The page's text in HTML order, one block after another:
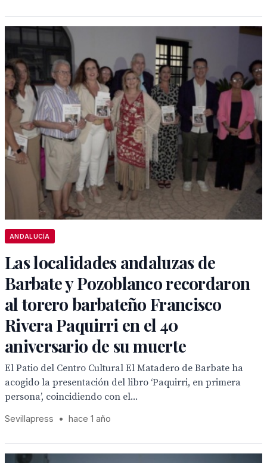
ANDALUCÍA
Las localidades andaluzas de
Barbate y Pozoblanco recordaron
al torero barbateño Francisco
Rivera Paquirri en el 40
aniversario de su muerte
El Patio del Centro Cultural El Matadero de Barbate ha
acogido la presentación del libro ‘Paquirri, en primera
persona’, coincidiendo con el...
Sevillapress • hace 1 año